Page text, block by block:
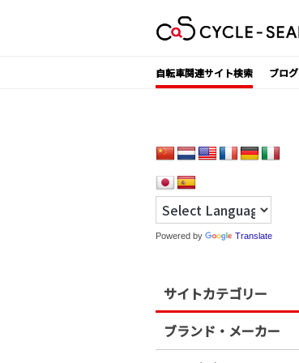
自転車関連サイト検索 ブログ
Powered by Translate
サイトカテゴリー
ブランド・メーカー